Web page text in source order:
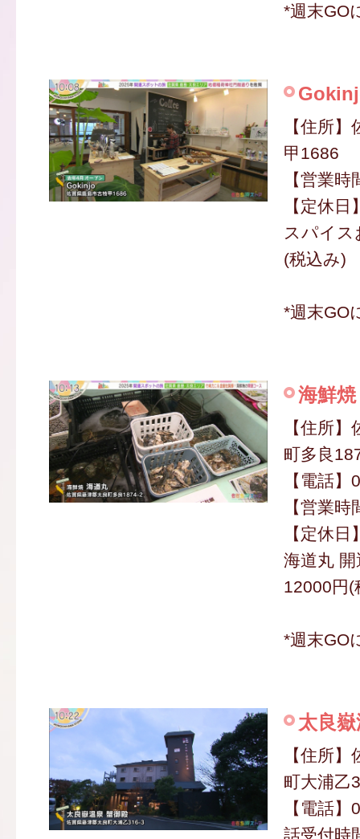
*週末GO
【住所
甲1686
【営業
【定休
スパイス
(税込み)
*週末GO
海鮮
【住所
町多良
【電話
【営業
【定休
海道丸
12000円(
*週末GO
太良
【住所
町大浦乙
【電話
話受付時